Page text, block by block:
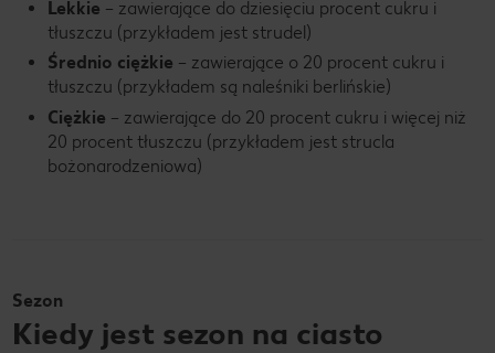
Lekkie – zawierające do dziesięciu procent cukru i
tłuszczu (przykładem jest strudel)
Średnio ciężkie – zawierające o 20 procent cukru i
tłuszczu (przykładem są naleśniki berlińskie)
Ciężkie – zawierające do 20 procent cukru i więcej niż
20 procent tłuszczu (przykładem jest strucla
bożonarodzeniowa)
Sezon
Kiedy jest sezon na ciasto